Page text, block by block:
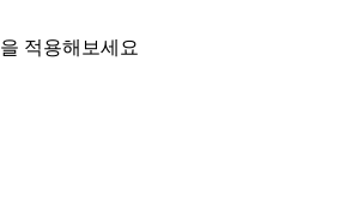
을 적용해보세요